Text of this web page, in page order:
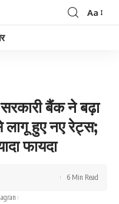
Font
Aa
बैंक ने बढ़ा
लागू हुए नए रेट्स;
फायदा
6 Min Read